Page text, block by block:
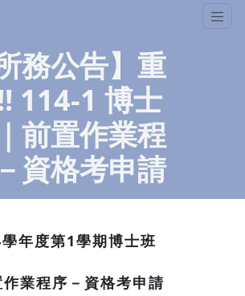
所務公告】重
114-1 博士
前置作業程
資格考申請
學年度第1學期博士班
作業程序－資格考申請